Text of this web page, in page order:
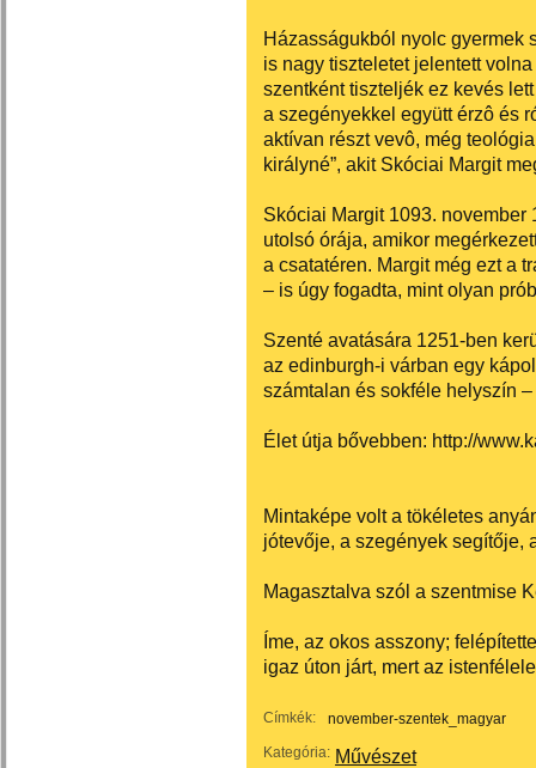
Házasságukból nyolc gyermek
is nagy tiszteletet jelentett
szentként tiszteljék ez kevés
a szegényekkel együtt érzô és
aktívan részt vevô, még
királyné”, akit Skóciai Margit
Skóciai Margit 1093. november
utolsó órája, amikor
a csatatéren. Margit még ezt a
– is úgy fogadta, mint olyan
Szenté avatására 1251-ben
az edinburgh-i várban egy
számtalan és sokféle helyszín
Élet útja bővebben: http://
Mintaképe volt a tökéletes
jótevője, a szegények segítője,
Magasztalva szól a szentmise
Íme, az okos asszony;
igaz úton járt, mert az
Címkék:
november-szentek_magyar
Kategória: Művészet